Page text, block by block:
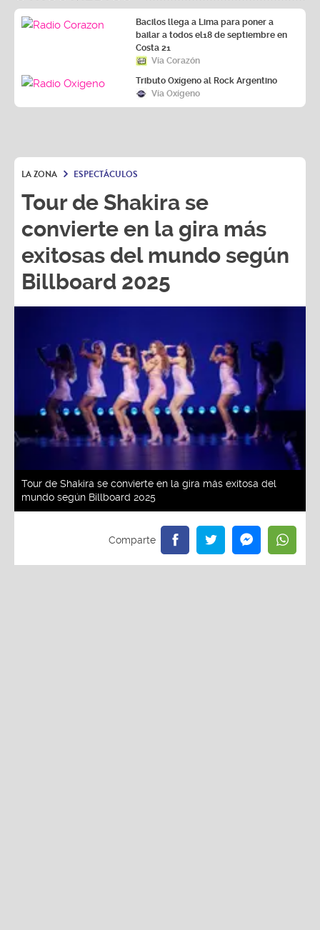
Bacilos llega a Lima para poner a
bailar a todos el18 de septiembre en
Costa 21
Vía Corazón
Tributo Oxígeno al Rock Argentino
Vía Oxígeno
LA ZONA ESPECTÁCULOS
Tour de Shakira se
convierte en la gira más
exitosas del mundo según
Billboard 2025
Tour de Shakira se convierte en la gira más exitosa del
mundo según Billboard 2025